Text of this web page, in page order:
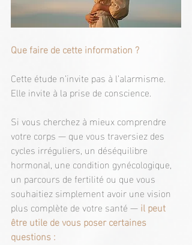
Que faire de cette information ?
Cette étude n’invite pas à l’alarmisme.
Elle invite à la prise de conscience.
Si vous cherchez à mieux comprendre
votre corps — que vous traversiez des
cycles irréguliers, un déséquilibre
hormonal, une condition gynécologique,
un parcours de fertilité ou que vous
souhaitiez simplement avoir une vision
plus complète de votre santé — il peut
être utile de vous poser certaines
questions :